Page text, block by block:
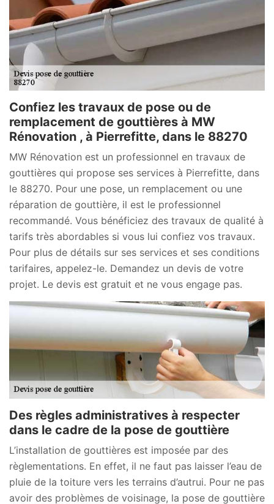
Confiez les travaux de pose ou de
remplacement de gouttières à MW
Rénovation , à Pierrefitte, dans le 88270
MW Rénovation est un professionnel en travaux de
gouttières qui propose ses services à Pierrefitte, dans
le 88270. Pour une pose, un remplacement ou une
réparation de gouttière, il est le professionnel
recommandé. Vous bénéficiez des travaux de qualité à
tarifs très abordables si vous lui confiez vos travaux.
Pour plus de détails sur ses services et ses conditions
tarifaires, appelez-le. Demandez un devis de votre
projet. Le devis est gratuit et ne vous engage pas.
Des règles administratives à respecter
dans le cadre de la pose de gouttière
L’installation de gouttières est imposée par des
règlementations. En effet, il ne faut pas laisser l’eau de
pluie de la toiture vers les terrains d’autrui. Pour ne pas
avoir des problèmes de voisinage, la pose de gouttière